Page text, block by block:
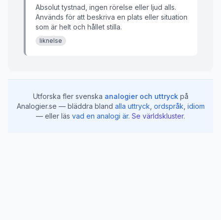
Absolut tystnad, ingen rörelse eller ljud alls.
Används för att beskriva en plats eller situation
som är helt och hållet stilla.
liknelse
Utforska fler svenska analogier och uttryck på
Analogier.se — bläddra bland alla uttryck ordspråk idiom
— eller läs vad en analogi är. Se världskluster.